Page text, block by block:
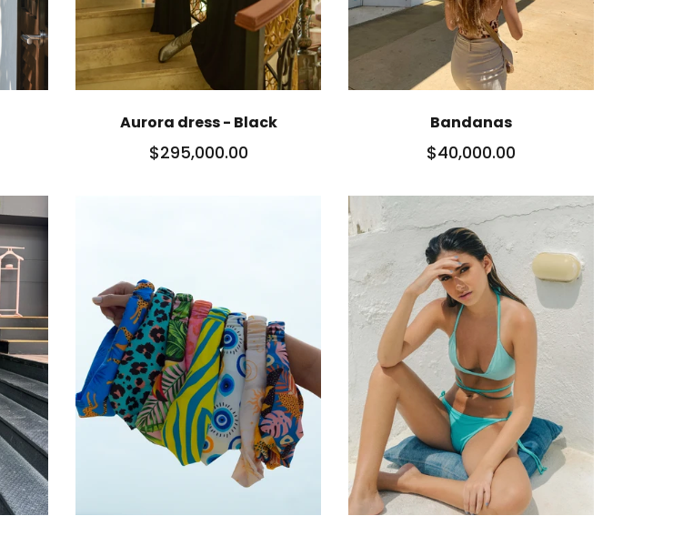
Aurora dress - Black
$295,000.00
Bandanas
$40,000.00